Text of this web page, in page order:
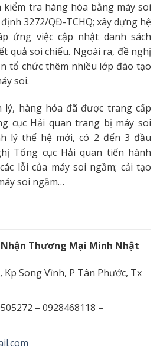
tra hàng hóa bằng máy soi
3272/QĐ-TCHQ; xây dựng hệ
ứng việc cập nhật danh sách
quả soi chiếu. Ngoài ra, đề nghị
tổ chức thêm nhiều lớp đào tạo
soi.
hàng hóa đã được trang cấp
cục Hải quan trang bị máy soi
lý thế hệ mới, có 2 đến 3 đầu
Tổng cục Hải quan tiến hành
lỗi của máy soi ngầm; cải tạo
soi ngầm…
Nhận Thương Mại Minh Nhật
Song Vĩnh, P Tân Phước, Tx
– 0928468118 –